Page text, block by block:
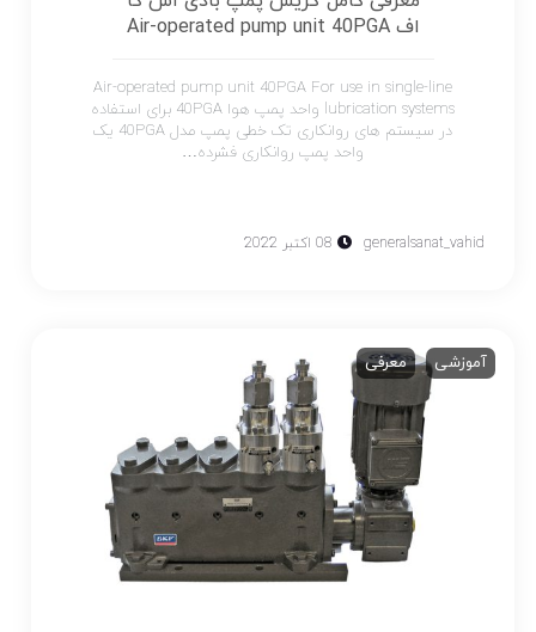
اف Air-operated pump unit 40PGA
Air-operated pump unit 40PGA For use in single-line
lubrication systems واحد پمپ هوا 40PGA برای استفاده
در سیستم های روانکاری تک خطی پمپ مدل 40PGA یک
واحد پمپ روانکاری فشرده…
generalsanat_vahid 08 اکتبر 2022
آموزشی معرفی